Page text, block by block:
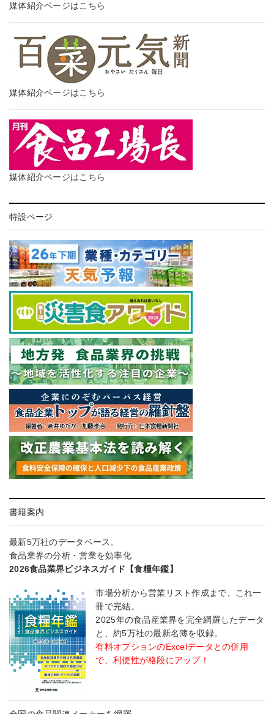
媒体紹介ページはこちら
媒体紹介ページはこちら
媒体紹介ページはこちら
特設ページ
書籍案内
最新5万社のデータベース。
食品業界の分析・営業を効率化
2026食品業界ビジネスガイド【食糧年鑑】
市場分析から営業リスト作成まで、これ一
冊で完結。
2025年の食品産業界を完全網羅したデータ
と、約5万社の最新名簿を収録。
有料オプションのExcelデータとの併用
で、利便性が格段にアップ！